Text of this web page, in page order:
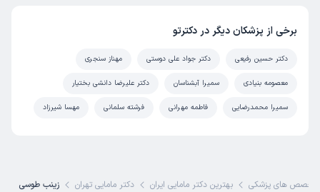
برخی از پزشکان دیگر در دکترتو
دکتر حسین رفیعی دکتر جواد علی دوستی مهناز سنجری
معصومه بنیادی سمیرا آبشناسان دکتر علیرضا دانشی بختیار
سمیرا محمدرضایی فاطمه مهرانی فرشته سلمانی مهسا شیرزاد
تخصص های پزشکی بهترین دکتر مامایی ایران دکتر مامایی تهران زینب طوسی